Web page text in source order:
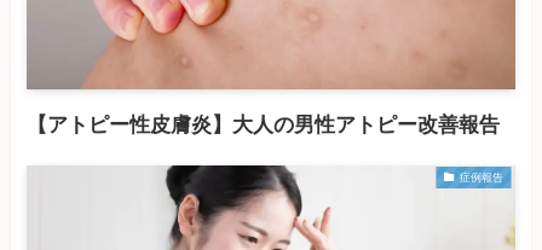
【アトピー性皮膚炎】大人の男性アトピー改善報告
症例報告